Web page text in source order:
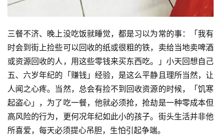
三餐不济、晚上没吃饭就睡觉，都是习以为常的事：「我有
时会到街上捡些可以回收的纸或很粗的铁，卖给当地卖啤酒
或资源回收的人，用这些零钱来买东西吃。」小天回想自己
五、六岁年纪的「赚钱」经验，是这么平静且理所当然，让
人闻之心疼。当然，总会有捡不到回收资源的时候，「饥寒
起盗心」，为了吃一餐，他就必须抢，抢劫是一种零成本但
高风险的行为，更何况年纪如此小的孩子。街头生活并非他
所喜爱，每天必须提心吊胆，生怕引起争端。